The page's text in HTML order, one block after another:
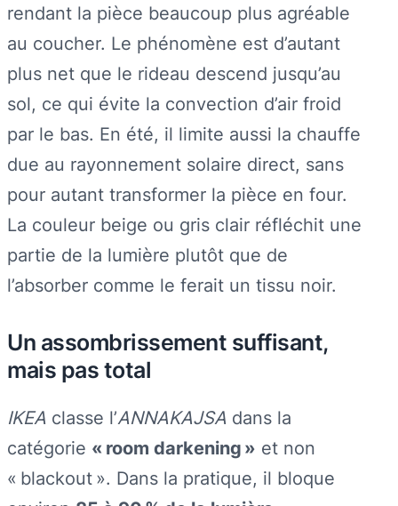
rendant la pièce beaucoup plus agréable
au coucher. Le phénomène est d’autant
plus net que le rideau descend jusqu’au
sol, ce qui évite la convection d’air froid
par le bas. En été, il limite aussi la chauffe
due au rayonnement solaire direct, sans
pour autant transformer la pièce en four.
La couleur beige ou gris clair réfléchit une
partie de la lumière plutôt que de
l’absorber comme le ferait un tissu noir.
Un assombrissement suffisant,
mais pas total
IKEA classe l’ANNAKAJSA dans la
catégorie « room darkening » et non
« blackout ». Dans la pratique, il bloque